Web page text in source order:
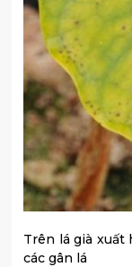
Trên lá già xuất
các gân lá